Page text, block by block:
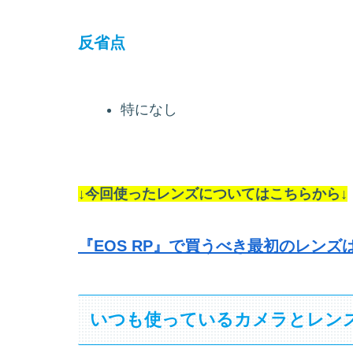
反省点
特になし
↓今回使ったレンズについてはこちらから↓
『EOS RP』で買うべき最初のレンズ
いつも使っているカメラとレン